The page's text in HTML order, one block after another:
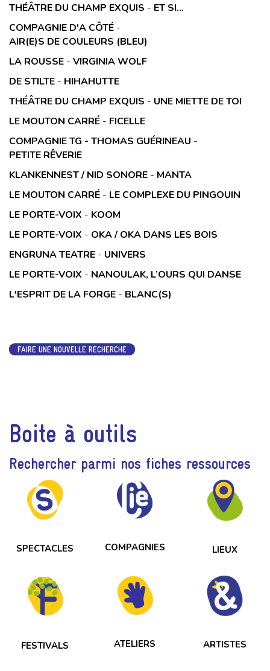
THÉÂTRE DU CHAMP EXQUIS - ET SI...
COMPAGNIE D'A CÔTÉ -
AIR(E)S DE COULEURS (BLEU)
LA ROUSSE - VIRGINIA WOLF
DE STILTE - HIHAHUTTE
THÉÂTRE DU CHAMP EXQUIS - UNE MIETTE DE TOI
LE MOUTON CARRÉ - FICELLE
COMPAGNIE TG - THOMAS GUÉRINEAU -
PETITE RÊVERIE
KLANKENNEST / NID SONORE - MANTA
LE MOUTON CARRÉ - LE COMPLEXE DU PINGOUIN
LE PORTE-VOIX - KOOM
LE PORTE-VOIX - OKA / OKA DANS LES BOIS
ENGRUNA TEATRE - UNIVERS
LE PORTE-VOIX - NANOULAK, L’OURS QUI DANSE
L'ESPRIT DE LA FORGE - BLANC(S)
FAIRE UNE NOUVELLE RECHERCHE
Boite à outils
Rechercher parmi nos fiches ressources
SPECTACLES COMPAGNIES LIEUX
FESTIVALS ATELIERS ARTISTES